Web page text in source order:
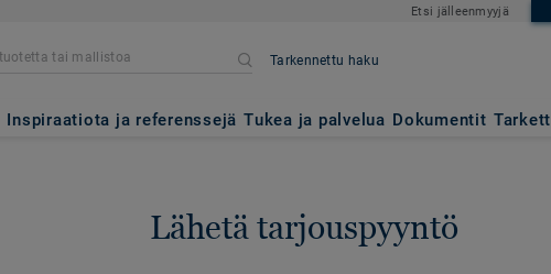
Etsi jälleenmyyjä
Tarkennettu haku
Inspiraatiota ja referenssejä Tukea ja palvelua Dokumentit
Lähetä tarjouspyyntö